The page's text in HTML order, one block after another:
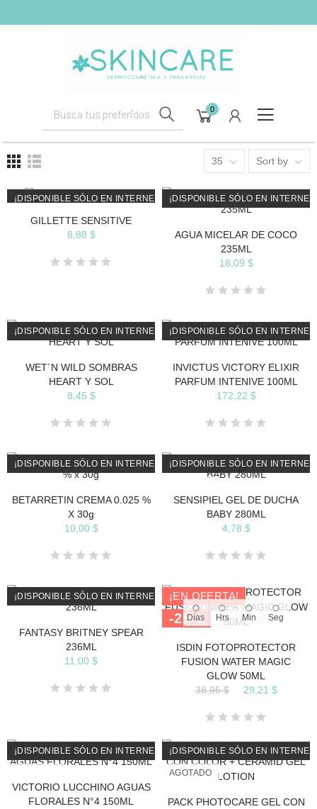
0
35 Sort by
¡DISPONIBLE SÓLO EN INTERNET!
AGOTADO
GILLETTE SENSITIVE
8,88 $
¡DISPONIBLE SÓLO EN INTERNET!
AGUA MICELAR DE COCO
235ML
18,09 $
¡DISPONIBLE SÓLO EN INTERNET!
WET´N WILD SOMBRAS
HEART Y SOL
8,45 $
¡DISPONIBLE SÓLO EN INTERNET!
INVICTUS VICTORY ELIXIR
PARFUM INTENIVE 100ML
172,22 $
¡DISPONIBLE SÓLO EN INTERNET!
BETARRETIN CREMA 0.025 %
X 30g
10,00 $
¡DISPONIBLE SÓLO EN INTERNET!
SENSIPIEL GEL DE DUCHA
BABY 280ML
4,78 $
¡DISPONIBLE SÓLO EN INTERNET!
FANTASY BRITNEY SPEAR
236ML
11,00 $
¡EN OFERTA!
-25%
Días Hrs Min Seg
ISDIN FOTOPROTECTOR
FUSION WATER MAGIC
GLOW 50ML
38,95 $
29,21 $
¡DISPONIBLE SÓLO EN INTERNET!
VICTORIO LUCCHINO AGUAS
FLORALES N°4 150ML
¡DISPONIBLE SÓLO EN INTERNET!
AGOTADO
PACK PHOTOCARE GEL CON